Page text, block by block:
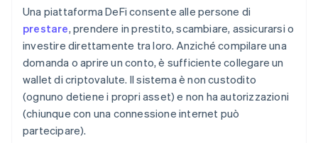
Una piattaforma DeFi consente alle persone di
prestare, prendere in prestito, scambiare, assicurarsi o
investire direttamente tra loro. Anziché compilare una
domanda o aprire un conto, è sufficiente collegare un
wallet di criptovalute. Il sistema è non custodito
(ognuno detiene i propri asset) e non ha autorizzazioni
(chiunque con una connessione internet può
partecipare).